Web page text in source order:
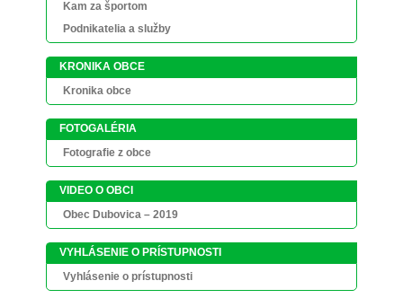
Kam za športom
Podnikatelia a služby
KRONIKA OBCE
Kronika obce
FOTOGALÉRIA
Fotografie z obce
VIDEO O OBCI
Obec Dubovica – 2019
VYHLÁSENIE O PRÍSTUPNOSTI
Vyhlásenie o prístupnosti